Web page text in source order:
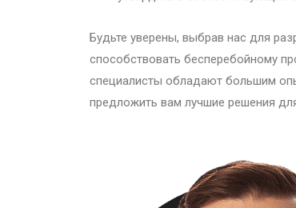
Будьте уверены, выбрав нас для
способствовать бесперебойному
специалисты обладают большим
предложить вам лучшие решения